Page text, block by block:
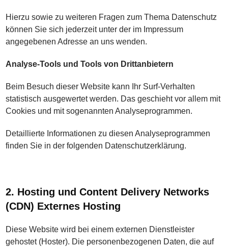
Hierzu sowie zu weiteren Fragen zum Thema Datenschutz
können Sie sich jederzeit unter der im Impressum
angegebenen Adresse an uns wenden.
Analyse-Tools und Tools von Drittanbietern
Beim Besuch dieser Website kann Ihr Surf-Verhalten
statistisch ausgewertet werden. Das geschieht vor allem mit
Cookies und mit sogenannten Analyseprogrammen.
Detaillierte Informationen zu diesen Analyseprogrammen
finden Sie in der folgenden Datenschutzerklärung.
2. Hosting und Content Delivery Networks
(CDN) Externes Hosting
Diese Website wird bei einem externen Dienstleister
gehostet (Hoster). Die personenbezogenen Daten, die auf